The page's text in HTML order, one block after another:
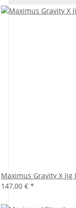
Maximus Gravity X
147,00 € *